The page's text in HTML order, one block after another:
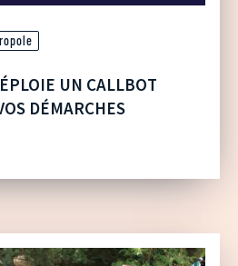
UN CALLBOT
DÉMARCHES